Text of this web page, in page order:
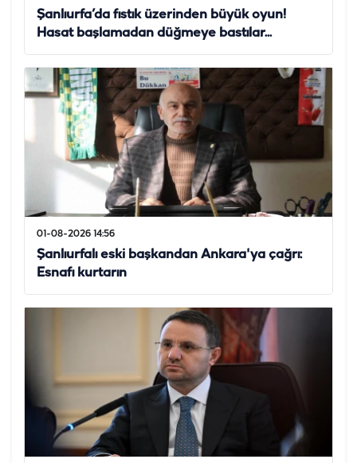
Şanlıurfa’da fıstık üzerinden büyük oyun!
Hasat başlamadan düğmeye bastılar...
01-08-2026 14:56
Şanlıurfalı eski başkandan Ankara'ya çağrı:
Esnafı kurtarın